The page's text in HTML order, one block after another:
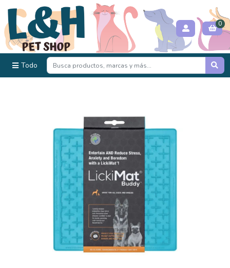
Todo
0